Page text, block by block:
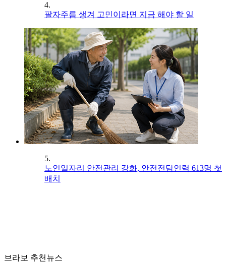
4.
팔자주름 생겨 고민이라면 지금 해야 할 일
5.
노인일자리 안전관리 강화, 안전전담인력 613명 첫
배치
브라보 추천뉴스